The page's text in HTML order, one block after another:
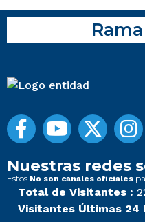
Nuestras redes
Estos No son canales oficiales
Total de Visitantes :
Visitantes Últimas 24